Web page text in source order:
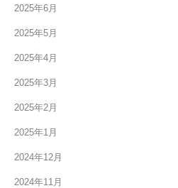
2025年6月
2025年5月
2025年4月
2025年3月
2025年2月
2025年1月
2024年12月
2024年11月